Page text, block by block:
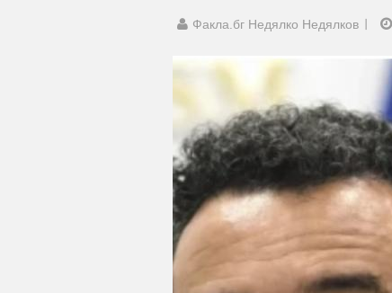
Факла.бг Недялко Недялков